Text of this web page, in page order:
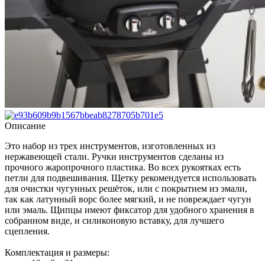
Описание
Это набор из трех инструментов, изготовленных из
нержавеющей стали. Ручки инструментов сделаны из
прочного жаропрочного пластика. Во всех рукоятках есть
петли для подвешивания. Щетку рекомендуется использовать
для очистки чугунных решёток, или с покрытием из эмали,
так как латунный ворс более мягкий, и не повреждает чугун
или эмаль. Щипцы имеют фиксатор для удобного хранения в
собранном виде, и силиконовую вставку, для лучшего
сцепления.
Комплектация и размеры: